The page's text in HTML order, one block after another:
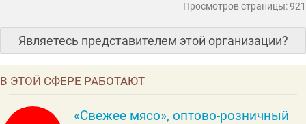
Просмотров страницы: 921
Являетесь представителем этой организации?
В ЭТОЙ СФЕРЕ РАБОТАЮТ
«Свежее мясо», оптово-розничный